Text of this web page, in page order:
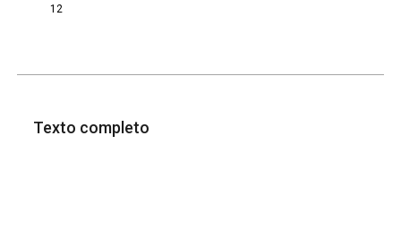
12
Texto completo